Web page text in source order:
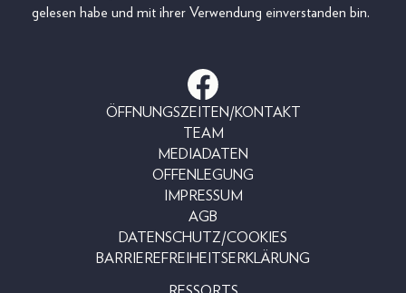
gelesen habe und mit ihrer Verwendung einverstanden bin.
ÖFFNUNGSZEITEN/KONTAKT
TEAM
MEDIADATEN
OFFENLEGUNG
IMPRESSUM
AGB
DATENSCHUTZ/COOKIES
BARRIEREFREIHEITSERKLÄRUNG